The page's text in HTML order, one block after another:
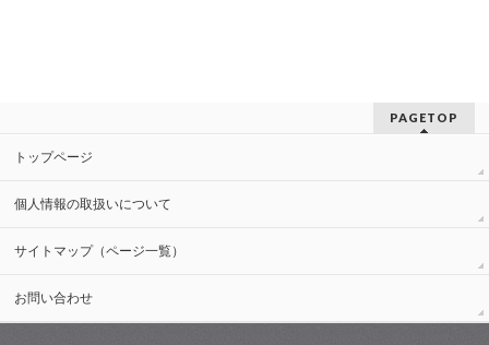
PAGETOP
トップページ
個人情報の取扱いについて
サイトマップ（ページ一覧）
お問い合わせ